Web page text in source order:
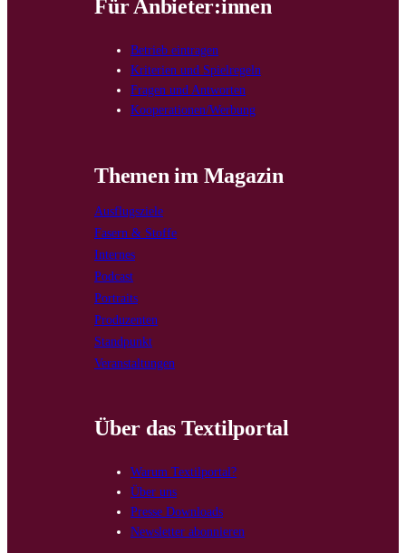
Für Anbieter:innen
Betrieb eintragen
Kriterien und Spielregeln
Fragen und Antworten
Kooperationen/Werbung
Themen im Magazin
Ausflugsziele
Fasern & Stoffe
Internes
Podcast
Portraits
Produzenten
Standpunkt
Veranstaltungen
Über das Textilportal
Warum Textilportal?
Über uns
Presse Downloads
Newsletter abonnieren